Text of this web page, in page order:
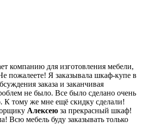
компанию для изготовления мебели,
пожалеете! Я заказывала шкаф-купе в
заказа и заканчивая
не было. Все было сделано очень
К тому же мне ещё скидку сделали!
Алексею за прекрасный шкаф!
Всю мебель буду заказывать только